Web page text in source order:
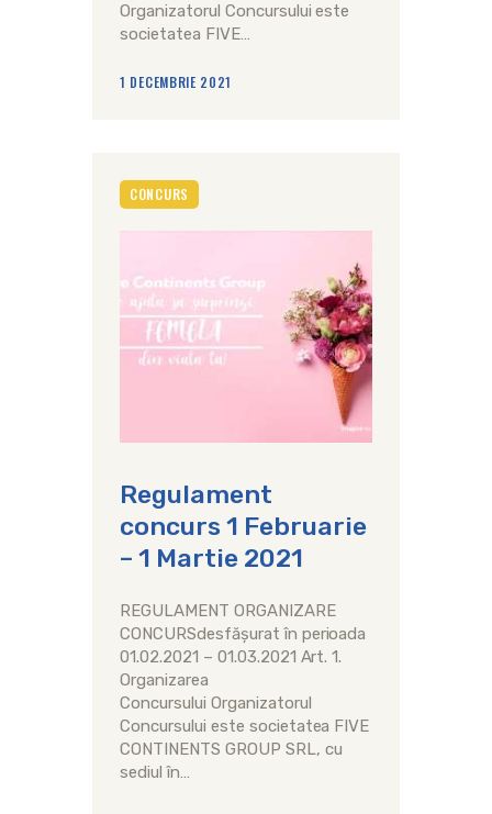
Organizatorul Concursului este
societatea FIVE…
1 DECEMBRIE 2021
CONCURS
Regulament
concurs 1 Februarie
– 1 Martie 2021
REGULAMENT ORGANIZARE
CONCURSdesfășurat în perioada
01.02.2021 – 01.03.2021 Art. 1.
Organizarea
Concursului Organizatorul
Concursului este societatea FIVE
CONTINENTS GROUP SRL, cu
sediul în…